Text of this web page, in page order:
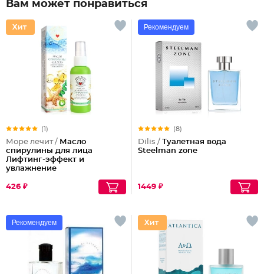
Вам может понравиться
(1)
Море лечит / Масло
спирулины для лица
Лифтинг-эффект и
увлажнение
426 ₽
Рекомендуем
(8)
Dilis / Туалетная вода
Steelman zone
1449 ₽
Рекомендуем